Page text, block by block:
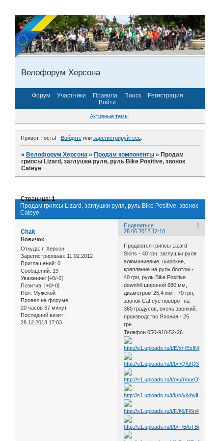
Велофорум Херсона
Форум Участники Правила Поиск
Регистрация
Войти
Активные темы
Привет, Гость! Войдитеили зарегистрируйтесь.
»Велофорум Херсона »Продам компоненты »Продам
грипсы Lizard, заглушки руля, руль Bike Positive, звонок
Cateye
Продам грипсы Lizard, заглушки руля, руль Bike Positive, звонок
Cateye
Страница:1
Поделиться
1
28.06.2012 12:10
Chak
Новичок
Откуда: г. Херсон
Зарегистрирован: 11.02.2012
Приглашений: 0
Сообщений: 19
Уважение: [+0/-0]
Позитив: [+0/-0]
Пол: Мужской
Провел на форуме:
20 часов 37 минут
Последний визит:
28.12.2013 17:03
Продаются грипсы Lizard
Skins - 40 грн, заглушки руля
алюминиевые, широкие,
крепление на руль болтом -
40 грн, руль Bike Positive
downhill шириной 680 мм,
диаметром 25,4 мм - 70 грн,
звонок Cat eye поворот на
360 градусов, очень звонкий,
производство Япония - 25
грн.
Телефон 050-910-52-26